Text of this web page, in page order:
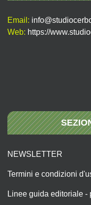
Email:
Web: https://
NEWSLETTER
Termini e condizioni
Linee guida editoriale -